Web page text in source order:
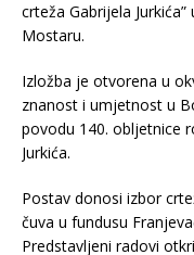
crteža Gabrijela
Mostaru.
Izložba je otvorena u
znanost i umjetnost u
povodu 140. obljetnice
Jurkića.
Postav donosi izbor
čuva u fundusu
Predstavljeni radovi